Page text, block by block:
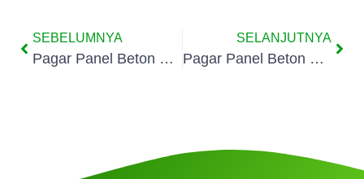
SEBELUMNYA
Pagar Panel Beton Precast Lebak Bulus Jakarta
SELANJUTNYA
Pagar Panel Beton Precast Jagakarsa Jakarta